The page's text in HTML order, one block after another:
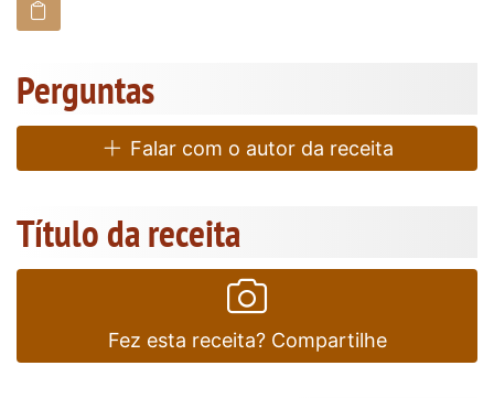
Perguntas
Falar com o autor da receita
Título da receita
Fez esta receita? Compartilhe